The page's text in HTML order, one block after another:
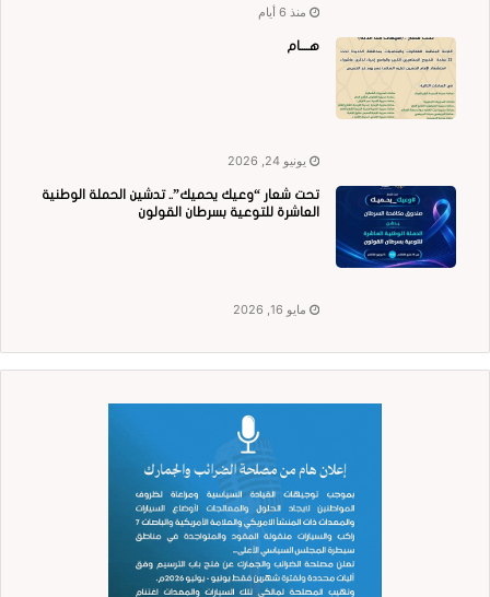
منذ 6 أيام
هــــام
يونيو 24, 2026
تحت شعار “وعيك يحميك”.. تدشين الحملة الوطنية
العاشرة للتوعية بسرطان القولون
مايو 16, 2026